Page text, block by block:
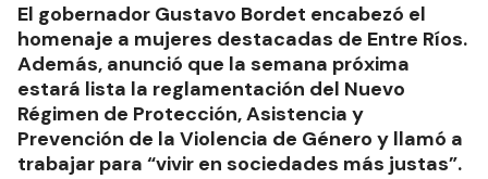
El gobernador Gustavo Bordet encabezó el
homenaje a mujeres destacadas de Entre Ríos.
Además, anunció que la semana próxima
estará lista la reglamentación del Nuevo
Régimen de Protección, Asistencia y
Prevención de la Violencia de Género y llamó a
trabajar para “vivir en sociedades más justas”.